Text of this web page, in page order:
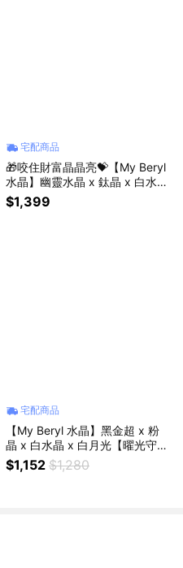
宅配商品
🎁咬住財富晶晶亮💝【My Beryl
水晶】幽靈水晶 x 鈦晶 x 白水晶
x 鈦晶貔貅【晶鈦納財・白晶守
運】水晶手鍊 #招財納福 #事業
$1,399
宅配商品
【My Beryl 水晶】黑金超 x 粉
晶 x 白水晶 x 白月光【曜光守
心・柔月淨念】水晶手鍊 #能量
淨化 #溫柔守護 #人緣好感
$1,152 $1,280